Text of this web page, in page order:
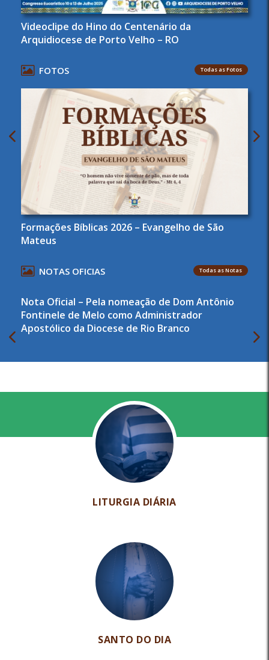
Videoclipe do Hino do Centenário da
Arquidiocese de Porto Velho – RO
FOTOS Todas as Fotos
Formações Bíblicas 2026 – Evangelho de São
Mateus
NOTAS OFICIAS Todas as Notas
Nota Oficial – Pela nomeação de Dom Antônio
Fontinele de Melo como Administrador
Apostólico da Diocese de Rio Branco
LITURGIA DIÁRIA
SANTO DO DIA